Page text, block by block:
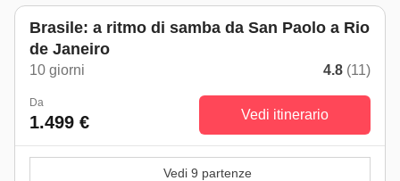
Brasile: a ritmo di samba da San Paolo a Rio
de Janeiro
10 giorni 4.8 (11)
Da
1.499 € Vedi itinerario
Vedi 9 partenze